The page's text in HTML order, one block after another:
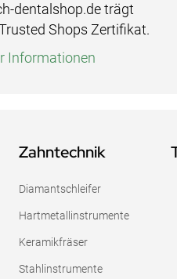
dentalshop.de trägt
Shops Zertifikat.
Informationen
Zahntechnik
Diamantschleifer
Hartmetallinstrumente
Keramikfräser
Stahlinstrumente